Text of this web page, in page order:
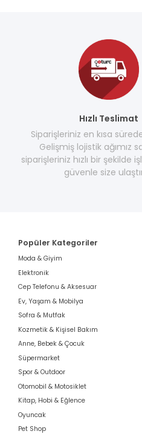
Hızlı Teslimat
Siparişleriniz en kısa
Gelişmiş lojistik ağımız
siparişleriniz hızlı bir şekilde
güvenle size
Popüler Kategoriler
Moda & Giyim
Elektronik
Cep Telefonu & Aksesuar
Ev, Yaşam & Mobilya
Sofra & Mutfak
Kozmetik & Kişisel Bakım
Anne, Bebek & Çocuk
Süpermarket
Spor & Outdoor
Otomobil & Motosiklet
Kitap, Hobi & Eğlence
Oyuncak
Pet Shop